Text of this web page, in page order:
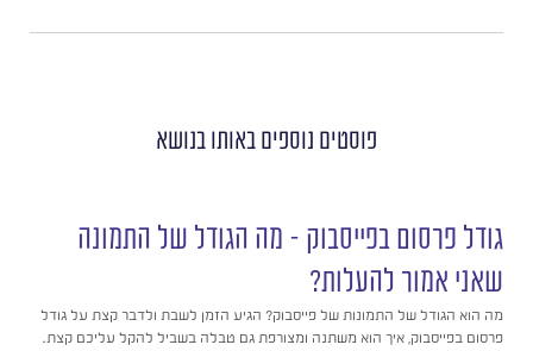
פוסטים נוספים באותו בנושא
גודל פרסום בפייסבוק – מה הגודל של התמונה
שאני אמור להעלות?
מה הוא הגודל של התמונות של פייסבוק? הגיע הזמן לשבת ולדבר קצת על גודל
פרסום בפייסבוק, איך הוא משתנה ומצורפת גם טבלה בשביל להקל עליכם קצת.